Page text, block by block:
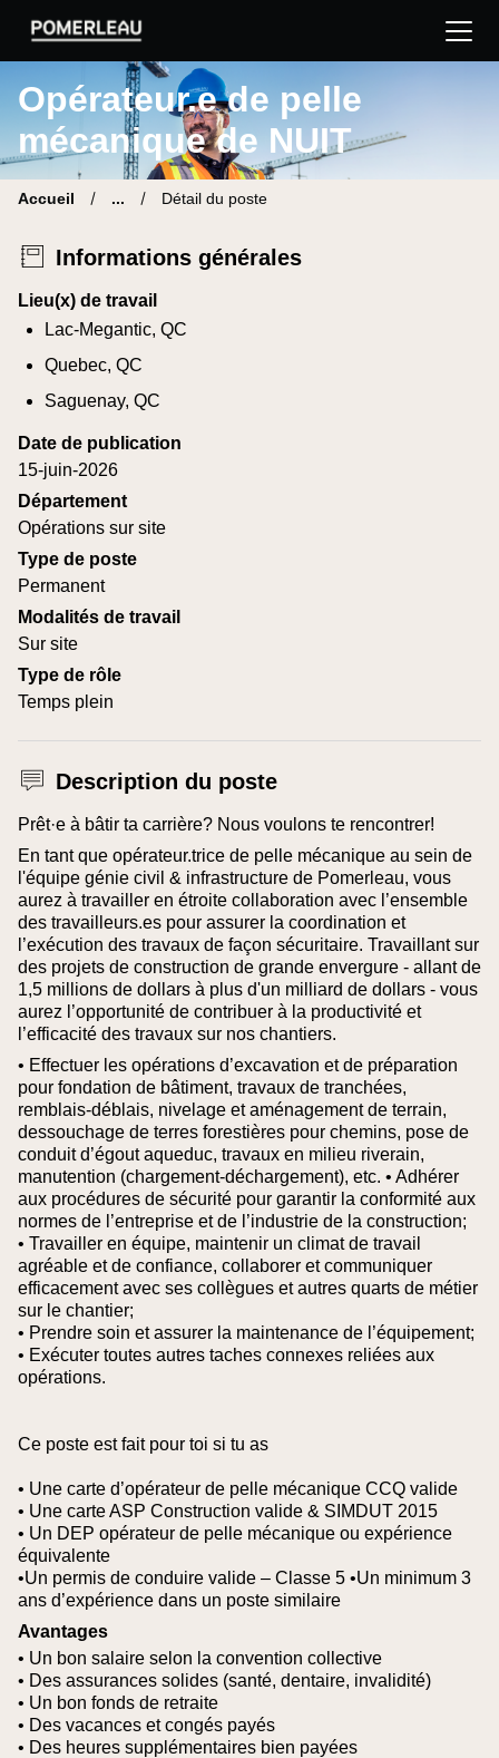
Pomerleau Site carrière | Trouve ton nouveau poste
Opérateur.e de pelle
mécanique de NUIT
Accueil ... Détail du poste
Informations générales
Lieu(x) de travail
Lac-Megantic, QC
Quebec, QC
Saguenay, QC
Date de publication
15-juin-2026
Département
Opérations sur site
Type de poste
Permanent
Modalités de travail
Sur site
Type de rôle
Temps plein
Description du poste
Prêt·e à bâtir ta carrière? Nous voulons te rencontrer!
En tant que opérateur.trice de pelle mécanique au sein de
l'équipe génie civil & infrastructure de Pomerleau, vous
aurez à travailler en étroite collaboration avec l’ensemble
des travailleurs.es pour assurer la coordination et
l’exécution des travaux de façon sécuritaire. Travaillant sur
des projets de construction de grande envergure - allant de
1,5 millions de dollars à plus d'un milliard de dollars - vous
aurez l’opportunité de contribuer à la productivité et
l’efficacité des travaux sur nos chantiers.
• Effectuer les opérations d’excavation et de préparation
pour fondation de bâtiment, travaux de tranchées,
remblais-déblais, nivelage et aménagement de terrain,
dessouchage de terres forestières pour chemins, pose de
conduit d’égout aqueduc, travaux en milieu riverain,
manutention (chargement-déchargement), etc. • Adhérer
aux procédures de sécurité pour garantir la conformité aux
normes de l’entreprise et de l’industrie de la construction;
• Travailler en équipe, maintenir un climat de travail
agréable et de confiance, collaborer et communiquer
efficacement avec ses collègues et autres quarts de métier
sur le chantier;
• Prendre soin et assurer la maintenance de l’équipement;
• Exécuter toutes autres taches connexes reliées aux
opérations.
Ce poste est fait pour toi si tu as
• Une carte d’opérateur de pelle mécanique CCQ valide
• Une carte ASP Construction valide & SIMDUT 2015
• Un DEP opérateur de pelle mécanique ou expérience
équivalente
•Un permis de conduire valide – Classe 5 •Un minimum 3
ans d’expérience dans un poste similaire
Avantages
• Un bon salaire selon la convention collective
• Des assurances solides (santé, dentaire, invalidité)
• Un bon fonds de retraite
• Des vacances et congés payés
• Des heures supplémentaires bien payées